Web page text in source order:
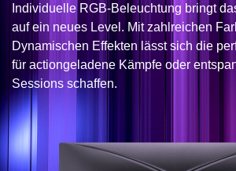
Individuelle RGB-Beleuchtung bringt
auf ein neues Level. Mit zahlreichen
Dynamischen Effekten lässt sich die
für actiongeladene Kämpfe oder
Sessions schaffen.